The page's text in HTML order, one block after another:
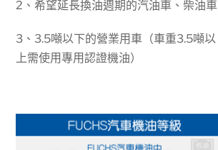
2、希望延長換油週期的汽油車、柴油車
3、3.5噸以下的營業用車（車重3.5噸以
上需使用專用認證機油）